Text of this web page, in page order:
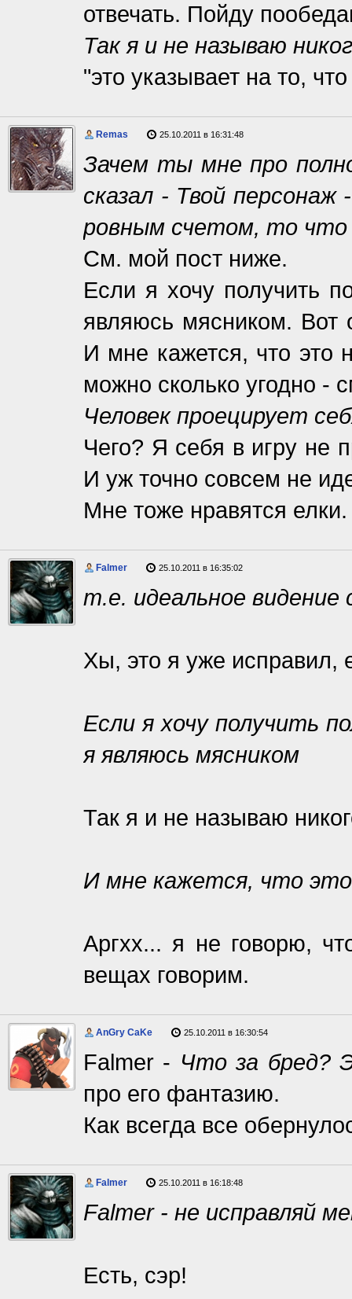
отвечать. Пойду
Так я и не называю
"это указывает на то,
Remas 25.10.2011 в 16:31:48
Зачем ты мне про
сказал - Твой
ровным счетом, то
См. мой пост ниже.
Если я хочу получить
являюсь мясником.
И мне кажется, что это
можно сколько угодно -
Человек проецирует
Чего? Я себя в игру
И уж точно совсем не
Мне тоже нравятся
Falmer 25.10.2011 в 16:35:02
т.е. идеальное видение
Хы, это я уже исправил,
Если я хочу получить
я являюсь мясником
Так я и не называю
И мне кажется, что
Аргхх... я не говорю,
вещах говорим.
AnGry CaKe 25.10.2011 в 16:30:54
Falmer - Что за бред?
про его фантазию.
Как всегда все
Falmer 25.10.2011 в 16:18:48
Falmer - не исправляй
Есть, сэр!